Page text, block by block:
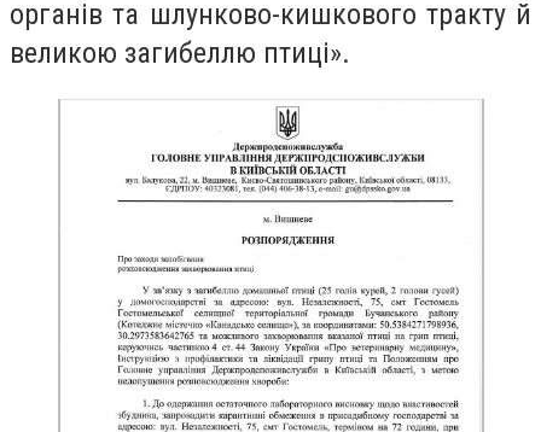
органів та шлунково-кишкового тракту й
великою загибеллю птиці».